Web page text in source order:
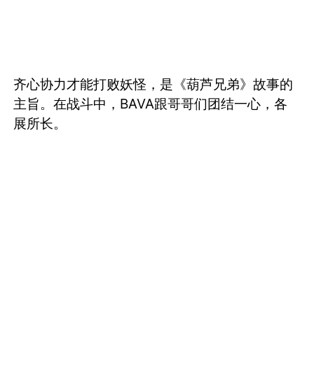
齐心协力才能打败妖怪，是《葫芦兄弟》故事的
主旨。在战斗中，BAVA跟哥哥们团结一心，各
展所长。